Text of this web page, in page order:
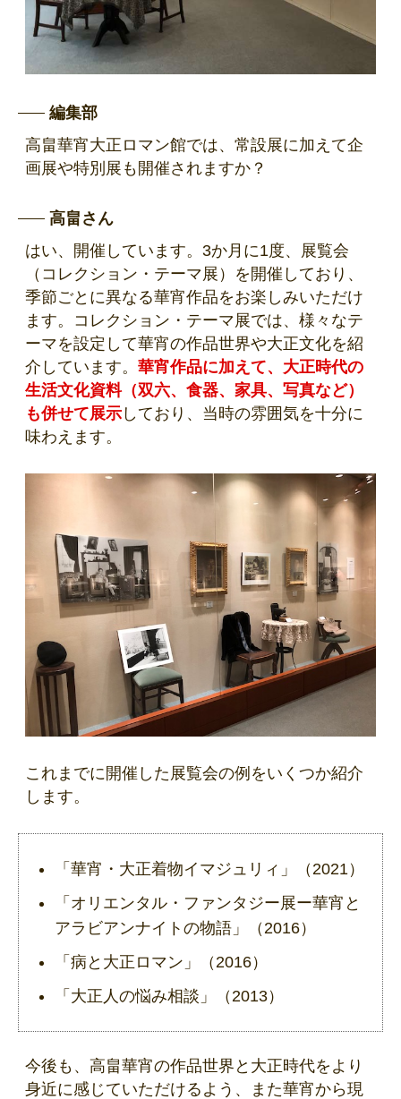
編集部
高畠華宵大正ロマン館では、常設展に加えて企
画展や特別展も開催されますか？
高畠さん
はい、開催しています。3か月に1度、展覧会
（コレクション・テーマ展）を開催しており、
季節ごとに異なる華宵作品をお楽しみいただけ
ます。コレクション・テーマ展では、様々なテ
ーマを設定して華宵の作品世界や大正文化を紹
介しています。 華宵作品に加えて、大正時代の
生活文化資料（双六、食器、家具、写真など）
も併せて展示 しており、当時の雰囲気を十分に
味わえます。
これまでに開催した展覧会の例をいくつか紹介
します。
「華宵・大正着物イマジュリィ」（2021）
「オリエンタル・ファンタジー展ー華宵と
アラビアンナイトの物語」（2016）
「病と大正ロマン」（2016）
「大正人の悩み相談」（2013）
今後も、高畠華宵の作品世界と大正時代をより
身近に感じていただけるよう、また華宵から現